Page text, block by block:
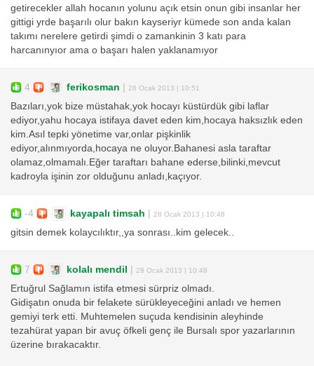
getirecekler allah hocanın yolunu açık etsin onun gibi insanlar her
gittigi yrde başarılı olur bakın kayseriyr kümede son anda kalan
takımı nerelere getirdi şimdi o zamankinin 3 katı para
harcanınyıor ama o başarı halen yaklanamıyor
4 ferikosman | 28 Ocak 2013 | 10:51
Bazıları,yok bize müstahak,yok hocayı küstürdük gibi laflar
ediyor,yahu hocaya istifaya davet eden kim,hocaya haksızlık eden
kim.Asıl tepki yönetime var,onlar pişkinlik
ediyor,alınmıyorda,hocaya ne oluyor.Bahanesi asla taraftar
olamaz,olmamalı.Eğer taraftarı bahane ederse,bilinki,mevcut
kadroyla işinin zor olduğunu anladı,kaçıyor.
-4 kayapalı timsah | 28 Ocak 2013 | 10:48
gitsin demek kolaycılıktır,,ya sonrası..kim gelecek..
7 kolalı mendil | 28 Ocak 2013 | 10:48
Ertuğrul Sağlamın istifa etmesi sürpriz olmadı.
Gidişatın onuda bir felakete sürükleyeceğini anladı ve hemen
gemiyi terk etti. Muhtemelen suçuda kendisinin aleyhinde
tezahürat yapan bir avuç öfkeli genç ile Bursalı spor yazarlarının
üzerine bırakacaktır.